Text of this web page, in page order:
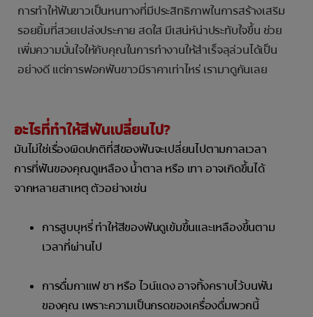
การทำให้ฟันขาวเป็นหนทางที่มีประสิทธิภาพในการสร้างเสริม
รอยยิ้มที่สวยเปล่งประกาย สดใส มีเสน่ห์น่าประทับใจขึ้น ช่วย
เพิ่มความมั่นใจให้กับคุณในการทำงานให้สำเร็จลุล่วนได้เป็น
อย่างดี แต่การฟอกฟันขาวมีราคาเท่าไหร่ เรามาดูกันเลย
อะไรที่ทำให้สีฟันเปลี่ยนไป?
มันไม่ใช่เรื่องผิดปกติที่สีของฟันจะเปลี่ยนไปตามกาลเวลา
การที่ฟันของคุณดูเหลือง น้ำตาล หรือ เทา อาจเกิดขึ้นได้
จากหลายสาเหตุ ตัวอย่างเช่น
การสูบบุหรี่ ทำให้สีของฟันดูเข้มขึ้นและเหลืองขึ้นตาม
เวลาที่ผ่านไป
การดื่มกาแฟ ชา หรือ ไวน์แดง อาจทิ้งคราบไว้บนฟัน
ของคุณ เพราะความเป็นกรดของเครื่องดื่มพวกนี้